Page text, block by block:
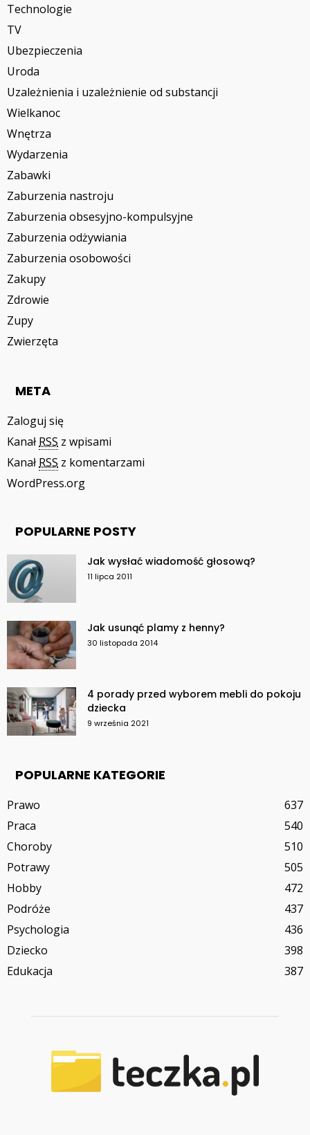
Technologie
TV
Ubezpieczenia
Uroda
Uzależnienia i uzależnienie od substancji
Wielkanoc
Wnętrza
Wydarzenia
Zabawki
Zaburzenia nastroju
Zaburzenia obsesyjno-kompulsyjne
Zaburzenia odżywiania
Zaburzenia osobowości
Zakupy
Zdrowie
Zupy
Zwierzęta
META
Zaloguj się
Kanał RSS z wpisami
Kanał RSS z komentarzami
WordPress.org
POPULARNE POSTY
Jak wysłać wiadomość głosową?
11 lipca 2011
Jak usunąć plamy z henny?
30 listopada 2014
4 porady przed wyborem mebli do pokoju
dziecka
9 września 2021
POPULARNE KATEGORIE
Prawo
637
Praca
540
Choroby
510
Potrawy
505
Hobby
472
Podróże
437
Psychologia
436
Dziecko
398
Edukacja
387